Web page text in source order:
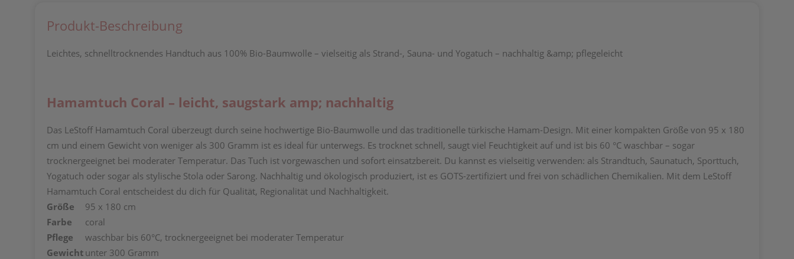
Produkt-Beschreibung
Leichtes, schnelltrocknendes Handtuch aus 100% Bio-Baumwolle – vielseitig als Strand-, Sauna- und Yogatuch – nachhaltig &amp; pflegeleicht
Hamamtuch Coral – leicht, saugstark amp; nachhaltig
Das LeStoff Hamamtuch Coral überzeugt durch seine hochwertige Bio-Baumwolle und das traditionelle türkische Hamam-Design. Mit einer kompakten Größe von 95 x 180
cm und einem Gewicht von weniger als 300 Gramm ist es ideal für unterwegs. Es trocknet schnell, saugt viel Feuchtigkeit auf und ist bis 60 °C waschbar – sogar
trocknergeeignet bei moderater Temperatur. Das Tuch ist vorgewaschen und sofort einsatzbereit. Du kannst es vielseitig verwenden: als Strandtuch, Saunatuch, Sporttuch,
Yogatuch oder sogar als stylische Stola oder Sarong. Nachhaltig und ökologisch produziert, ist es GOTS-zertifiziert und frei von schädlichen Chemikalien. Mit dem LeStoff
Hamamtuch Coral entscheidest du dich für Qualität, Regionalität und Nachhaltigkeit.
Größe
95 x 180 cm
Farbe
coral
Pflege
waschbar bis 60°C, trocknergeeignet bei moderater Temperatur
Gewicht unter 300 Gramm